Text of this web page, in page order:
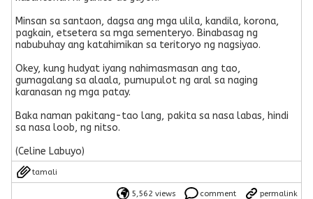
Minsan sa santaon, dagsa ang mga ulila, kandila, korona,
pagkain, etsetera sa mga sementeryo. Binabasag ng
nabubuhay ang katahimikan sa teritoryo ng nagsiyao.
Okey, kung hudyat iyang nahimasmasan ang tao,
gumagalang sa alaala, pumupulot ng aral sa naging
karanasan ng mga patay.
Baka naman pakitang-tao lang, pakita sa nasa labas, hindi
sa nasa loob, ng nitso.
(Celine Labuyo)
tamali
5,562 views comment permalink